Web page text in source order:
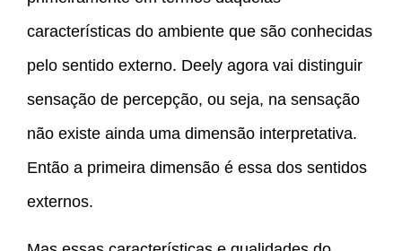
características do ambiente que são conhecidas
pelo sentido externo. Deely agora vai distinguir
sensação de percepção, ou seja, na sensação
não existe ainda uma dimensão interpretativa.
Então a primeira dimensão é essa dos sentidos
externos.